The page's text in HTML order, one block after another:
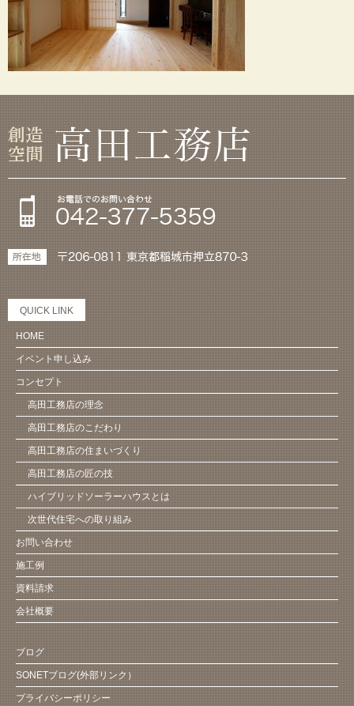
QUICK LINK
HOME
イベント申し込み
コンセプト
高田工務店の理念
高田工務店のこだわり
高田工務店の住まいづくり
高田工務店の匠の技
ハイブリッドソーラーハウスとは
次世代住宅への取り組み
お問い合わせ
施工例
資料請求
会社概要
ブログ
SONETブログ(外部リンク）
プライバシーポリシー